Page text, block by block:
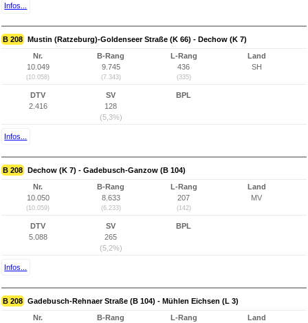
Infos...
B 208 Mustin (Ratzeburg)-Goldenseer Straße (K 66) - Dechow (K 7)
Nr.
10.049
(10.058)
B-Rang
9.745
(7.343)
L-Rang
436
(335)
Land
SH
DTV
2.416
SV
128
(5,3%)
BPL
Infos...
B 208 Dechow (K 7) - Gadebusch-Ganzow (B 104)
Nr.
10.050
(10.059)
B-Rang
8.633
(6.233)
L-Rang
207
(142)
Land
MV
DTV
5.088
SV
265
(5,2%)
BPL
Infos...
B 208 Gadebusch-Rehnaer Straße (B 104) - Mühlen Eichsen (L 3)
Nr. B-Rang L-Rang Land